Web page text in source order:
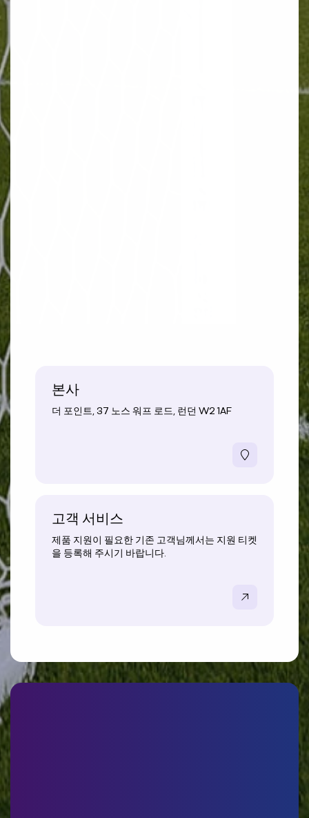
본사
더 포인트, 37 노스 워프 로드, 런던 W2 1AF
고객 서비스
제품 지원이 필요한 기존 고객님께서는 지원 티켓
을 등록해 주시기 바랍니다.